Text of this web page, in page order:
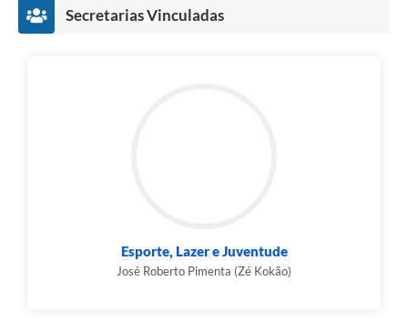
Secretarias Vinculadas
Esporte, Lazer e Juventude
José Roberto Pimenta (Zé Kokão)